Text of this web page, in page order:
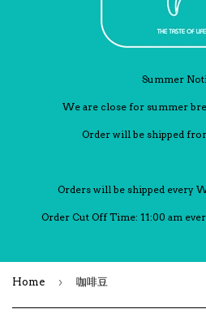
Summer
We are close for summer
Order will be shipped
Orders will be shipped every
Order Cut Off Time: 11:00 am
Home › 咖啡豆